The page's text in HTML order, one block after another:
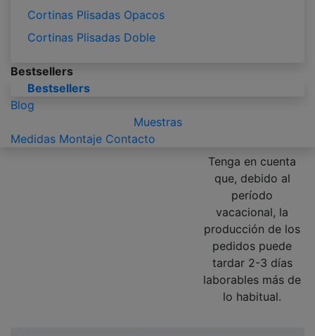
Cortinas Plisadas Opacos
Cortinas Plisadas Doble
Bestsellers
Bestsellers
Blog
Muestras
Medidas Montaje Contacto
Tenga en cuenta
que, debido al
período
vacacional, la
producción de los
pedidos puede
tardar 2-3 días
laborables más de
lo habitual.